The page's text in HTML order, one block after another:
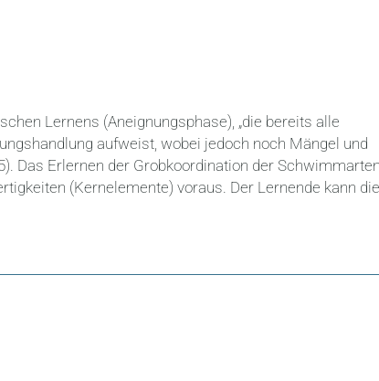
Lernens (Aneignungsphase), „die bereits alle
aufweist, wobei jedoch noch Mängel und
Das Erlernen der Grobkoordination der
(Kernelemente) voraus. Der Lernende kann die